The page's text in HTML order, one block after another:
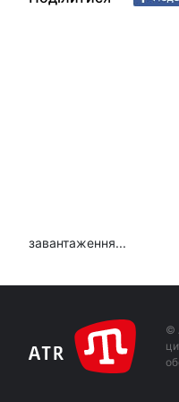
завантаження...
©